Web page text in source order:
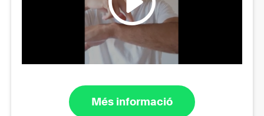
Més informació